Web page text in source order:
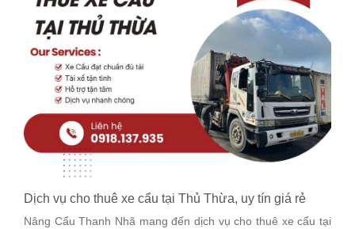
Dịch vụ cho thuê xe cẩu tại Thủ Thừa, uy tín giá rẻ
Nâng Cẩu Thanh Nhã mang đến dịch vụ cho thuê xe cẩu tại